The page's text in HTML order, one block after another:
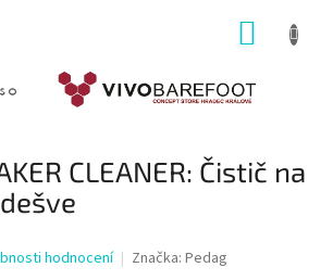
CLEANER: Čistič na
hodnocení Značka: Pedag